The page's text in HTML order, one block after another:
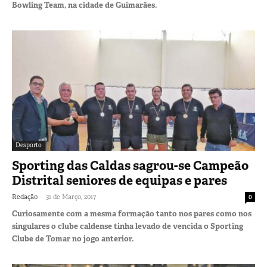
Bowling Team, na cidade de Guimarães.
Desporto
Sporting das Caldas sagrou-se Campeão
Distrital seniores de equipas e pares
Redação - 31 de Março, 2017 0
Curiosamente com a mesma formação tanto nos pares como nos
singulares o clube caldense tinha levado de vencida o Sporting
Clube de Tomar no jogo anterior.